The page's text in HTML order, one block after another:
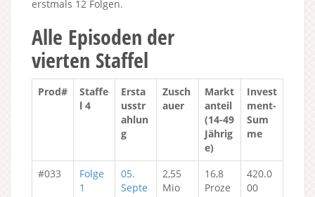
erstmals 12 Folgen.
Alle Episoden der
vierten Staffel
Prod#
Staffe
l 4
Ersta
usstr
ahlun
g
Zusch
auer
Markt
anteil
(14-49
Jährig
e)
Invest
ment-
Sum
me
#033
Folge
1
05.
Septe
2,55
Mio
16,8
Proze
420.0
00